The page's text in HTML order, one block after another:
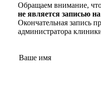
Обращаем внимание,
не является записью
Окончательная запись
администратора